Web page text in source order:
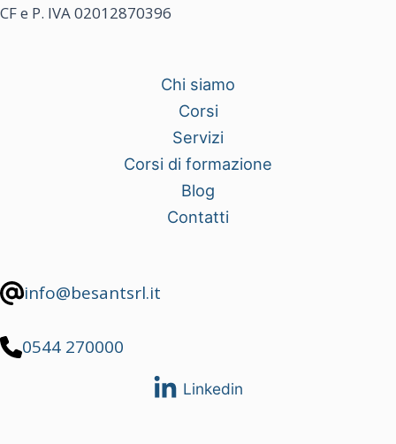
CF e P. IVA 02012870396
Chi siamo
Corsi
Servizi
Corsi di formazione
Blog
Contatti
info@besantsrl.it
0544 270000
Linkedin